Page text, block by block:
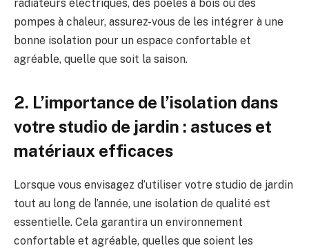
radiateurs électriques,⁤ des⁢ poêles à bois ⁢ou des
pompes à chaleur, assurez-vous ‍de les intégrer à une
‌bonne isolation pour un espace confortable et⁣
agréable, quelle que‌ soit la saison.
2. L’importance de l’isolation dans
votre‍ studio de⁢ jardin : astuces‌ et
matériaux efficaces
Lorsque ⁤vous envisagez d’utiliser⁣ votre studio de jardin
tout ‌au long de l’année, une isolation de qualité ​est
essentielle. Cela garantira un environnement
confortable et‍ agréable, quelles que soient les